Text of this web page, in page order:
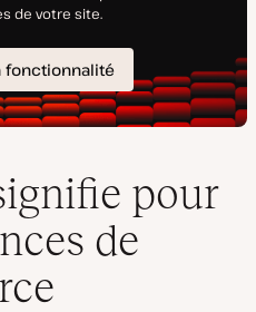
pour
de